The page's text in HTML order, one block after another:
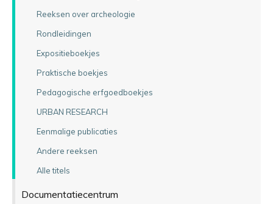
Reeksen over archeologie
Rondleidingen
Expositieboekjes
Praktische boekjes
Pedagogische erfgoedboekjes
URBAN RESEARCH
Eenmalige publicaties
Andere reeksen
Alle titels
Documentatiecentrum